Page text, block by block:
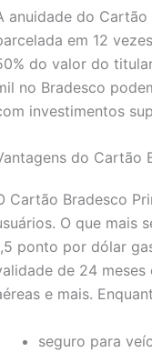
anuidade do
em 12
do valor do
no Bradesco
investimentos
do Cartão
Cartão Bradesco
O que mais
ponto por dólar
de 24
e mais.
seguro para